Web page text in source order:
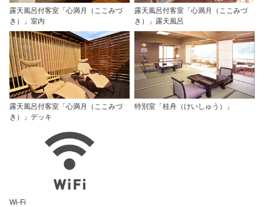
露天風呂付客室「心満月（ここみづ
き）」室内
露天風呂付客室「心満月（ここみづ
き）」露天風呂
露天風呂付客室「心満月（ここみづ
き）」デッキ
特別室「桂舟（けいしゅう）」
Wi-Fi